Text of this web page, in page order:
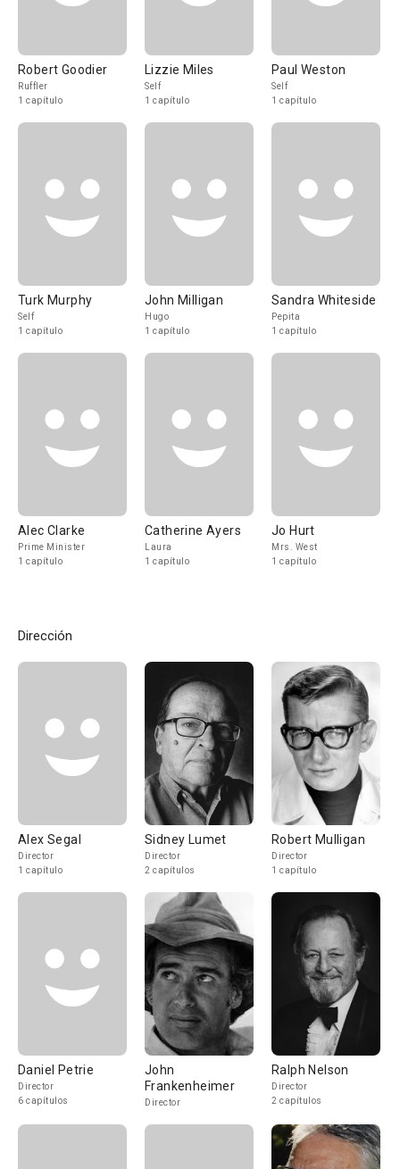
Robert Goodier
Ruffler
1 capítulo
Lizzie Miles
Self
1 capítulo
Paul Weston
Self
1 capítulo
Turk Murphy
Self
1 capítulo
John Milligan
Hugo
1 capítulo
Sandra Whiteside
Pepita
1 capítulo
Alec Clarke
Prime Minister
1 capítulo
Catherine Ayers
Laura
1 capítulo
Jo Hurt
Mrs. West
1 capítulo
Dirección
Alex Segal
Director
1 capítulo
Sidney Lumet
Director
2 capítulos
Robert Mulligan
Director
1 capítulo
Daniel Petrie
Director
6 capítulos
John
Frankenheimer
Director
Ralph Nelson
Director
2 capítulos